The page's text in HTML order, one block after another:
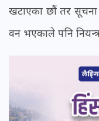
खटाएका छौं तर सूचना
वन भएकाले पनि